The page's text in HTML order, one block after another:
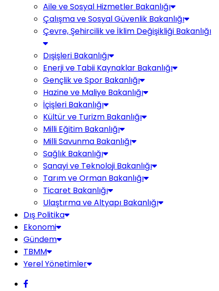
Aile ve Sosyal Hizmetler Bakanlığı
Çalışma ve Sosyal Güvenlik Bakanlığı
Çevre, Şehircilik ve İklim Değişikliği Bakanlığı
Dışişleri Bakanlığı
Enerji ve Tabii Kaynaklar Bakanlığı
Gençlik ve Spor Bakanlığı
Hazine ve Maliye Bakanlığı
İçişleri Bakanlığı
Kültür ve Turizm Bakanlığı
Milli Eğitim Bakanlığı
Milli Savunma Bakanlığı
Sağlık Bakanlığı
Sanayi ve Teknoloji Bakanlığı
Tarım ve Orman Bakanlığı
Ticaret Bakanlığı
Ulaştırma ve Altyapı Bakanlığı
Dış Politika
Ekonomi
Gündem
TBMM
Yerel Yönetimler